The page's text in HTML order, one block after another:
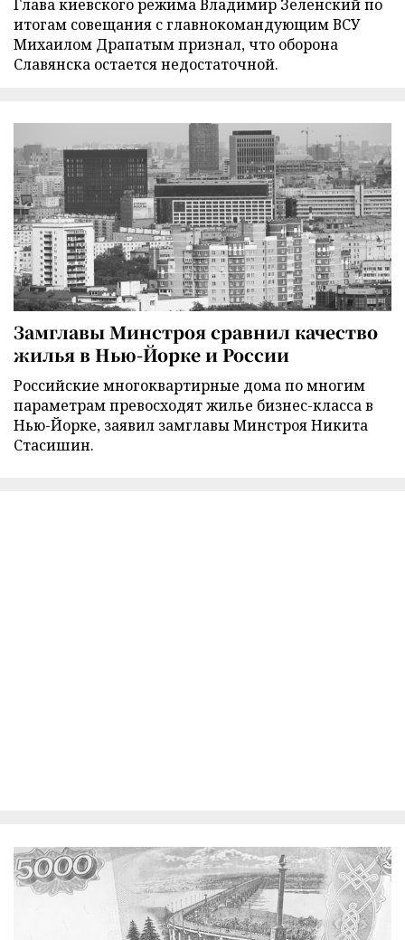
Глава киевского режима Владимир Зеленский по
итогам совещания с главнокомандующим ВСУ
Михаилом Драпатым признал, что оборона
Славянска остается недостаточной.
Замглавы Минстроя сравнил качество
жилья в Нью-Йорке и России
Российские многоквартирные дома по многим
параметрам превосходят жилье бизнес-класса в
Нью-Йорке, заявил замглавы Минстроя Никита
Стасишин.